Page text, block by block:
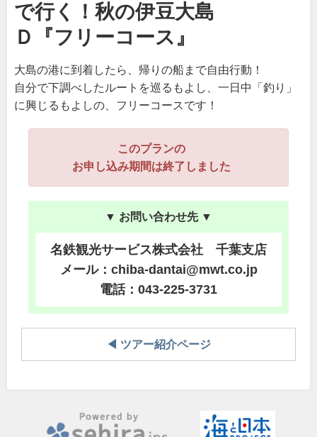
で行く！秋の伊豆大島
Ｄ『フリーコース』
大島の港に到着したら、帰りの船まで自由行動！
自分で下調べしたルートを巡るもよし、一日中「釣り」
に興じるもよしの、フリーコースです！
このプランの
お申し込み期間は終了しました
▼ お問い合わせ先 ▼
名鉄観光サービス株式会社 千葉支店
メール：chiba-dantai@mwt.co.jp
電話：043-225-3731
◀ ツアー紹介ページ